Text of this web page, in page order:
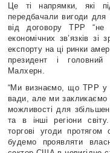
Це ті напрямки, які
передбачали вигоди
від договору TPP “не
економічних зв’язків
експорту на ці ринки
президент і
Малхерн.
“Ми визнаємо, що ТPP у
вади, але ми закликаємо
можливості для
та в інші регіони
торгові угоди
будемо проявляти